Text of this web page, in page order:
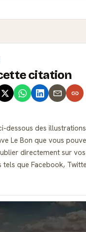
citation
dessous des
Le Bon que vous
directement sur
que Facebook,